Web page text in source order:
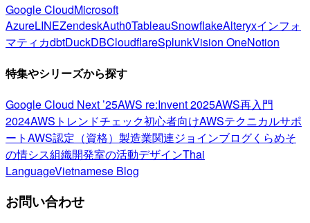
Google CloudMicrosoft
AzureLINEZendeskAuth0TableauSnowflakeAlteryxインフォ
マティカdbtDuckDBCloudflareSplunkVision OneNotion
特集やシリーズから探す
Google Cloud Next ’25AWS re:Invent 2025AWS再入門
2024AWSトレンドチェック初心者向けAWSテクニカルサポ
ートAWS認定（資格） 製造業関連ジョインブログくらめそ
の情シス組織開発室の活動デザインThai
LanguageVietnamese Blog
お問い合わせ